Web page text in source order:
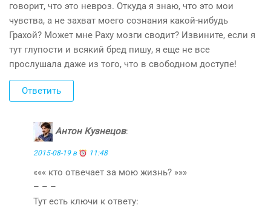
говорит, что это невроз. Откуда я знаю, что это мои
чувства, а не захват моего сознания какой-нибудь
Грахой? Может мне Раху мозги сводит? Извините, если я
тут глупости и всякий бред пишу, я еще не все
прослушала даже из того, что в свободном доступе!
Ответить
Антон Кузнецов:
2015-08-19 в 11:48
««« кто отвечает за мою жизнь? »»»
– – –
Тут есть ключи к ответу: